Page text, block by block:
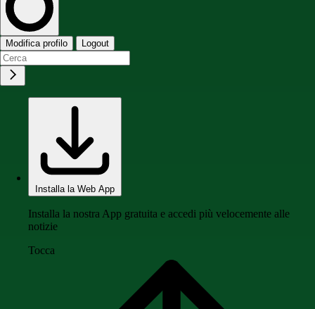
Modifica profilo Logout
Installa la Web App
Installa la nostra App gratuita e accedi più velocemente alle
notizie
Tocca